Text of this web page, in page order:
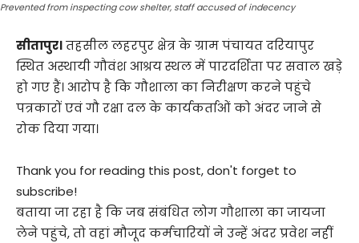
Prevented from inspecting cow shelter, staff accused of indecency
सीतापुर।तहसील लहरपुर क्षेत्र के ग्राम पंचायत दरियापुर
स्थित अस्थायी गौवंश आश्रय स्थल में पारदर्शिता पर सवाल खड़े
हो गए हैं। आरोप है कि गौशाला का निरीक्षण करने पहुंचे
पत्रकारों एवं गौ रक्षा दल के कार्यकर्ताओं को अंदर जाने से
रोक दिया गया।
Thank you for reading this post, don't forget to
subscribe!
बताया जा रहा है कि जब संबंधित लोग गौशाला का जायजा
लेने पहुंचे, तो वहां मौजूद कर्मचारियों ने उन्हें अंदर प्रवेश नहीं